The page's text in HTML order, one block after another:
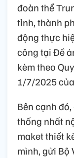
đoàn thể
tỉnh, thành
động thực
công tại Đề
kèm theo
1/7/2025
Bên cạnh
thống nhất
maket thiết
mình, gửi Bộ